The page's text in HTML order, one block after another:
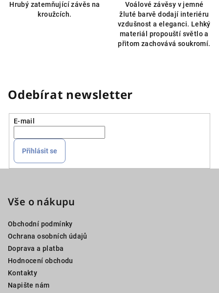
Hrubý zatemňující závěs na
kroužcích.
z
5
hvězdiček.
Voálové závěsy v jemné
žluté barvě dodají interiéru
vzdušnost a eleganci. Lehký
materiál propouští světlo a
přitom zachovává soukromí.
Odebírat newsletter
E-mail
Přihlásit se
Vše o nákupu
Obchodní podmínky
Ochrana osobních údajů
Doprava a platba
Hodnocení obchodu
Kontakty
Napište nám